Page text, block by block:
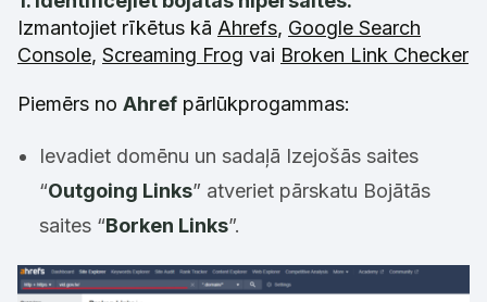
Izmantojiet rīkētus kā Ahrefs, Google Search
Console, Screaming Frog vai Broken Link Checker
Piemērs no Ahref pārlūkprogammas:
Ievadiet domēnu un sadaļā Izejošās saites
“Outgoing Links” atveriet pārskatu Bojātās
saites “Borken Links”.